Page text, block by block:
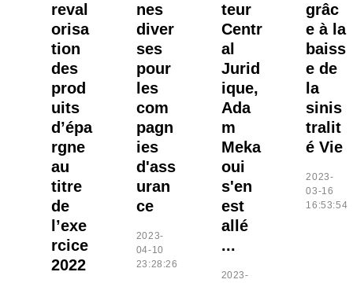
reval
orisa
tion
des
prod
uits
d’épa
rgne
au
titre
de
l’exe
rcice
2022
nes
diver
ses
pour
les
com
pagn
ies
d'ass
uran
ce
2023-
04-10
23:28:26
teur
Centr
al
Jurid
ique,
Ada
m
Meka
oui
s'en
est
allé
...
2023-
grâc
e à la
baiss
e de
la
sinis
tralit
é Vie
2023-
03-16
16:53:54